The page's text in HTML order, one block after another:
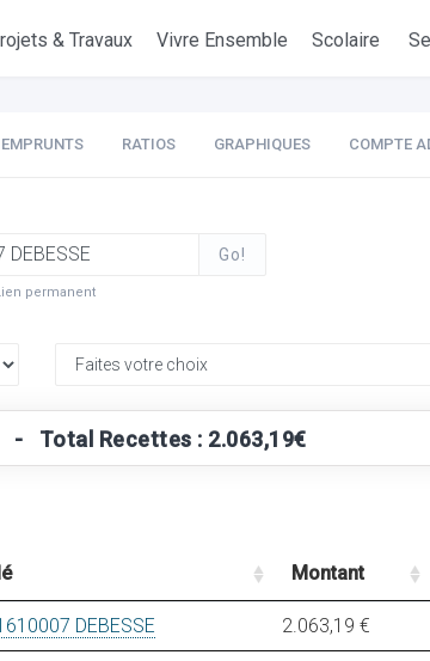
& Travaux Vivre Ensemble Scolaire
EMPRUNTS RATIOS GRAPHIQUES COMPTE
Go!
permanent
- Total Recettes : 2.063,19€
Montant
DEBESSE 2.063,19 €